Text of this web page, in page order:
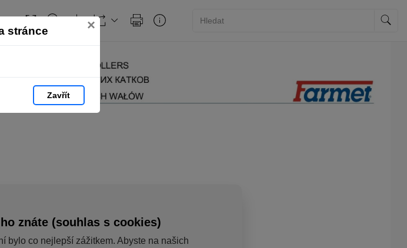
stránce ×
Zavřít
znáte (souhlas s cookies)
bylo co nejlepší zážitkem. Abyste na našich